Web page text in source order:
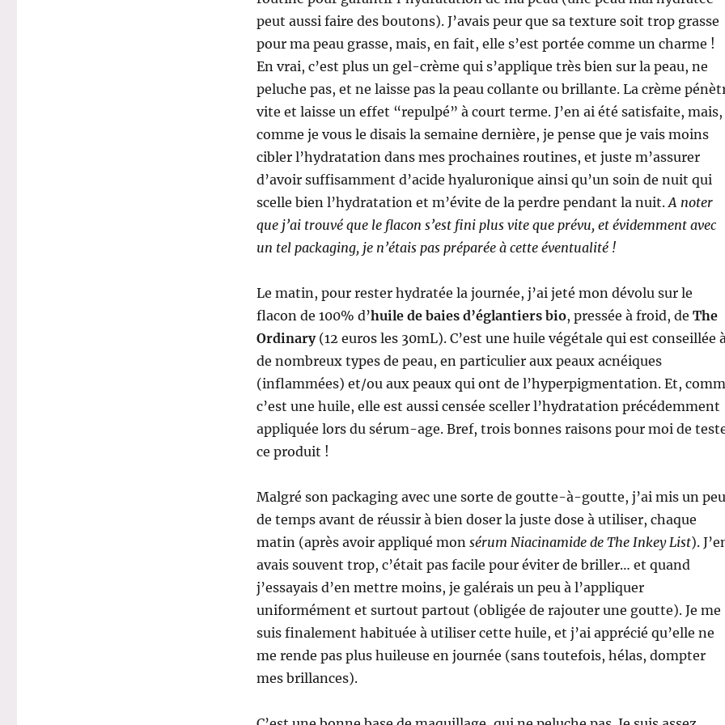
peut aussi faire des boutons). J’avais peur que sa texture soit trop grasse
pour ma peau grasse, mais, en fait, elle s’est portée comme un charme !
En vrai, c’est plus un gel-crème qui s’applique très bien sur la peau, ne
peluche pas, et ne laisse pas la peau collante ou brillante. La crème
vite et laisse un effet “repulpé” à court terme. J’en ai été satisfaite, mais,
comme je vous le disais la semaine dernière, je pense que je vais moins
cibler l’hydratation dans mes prochaines routines, et juste m’assurer
d’avoir suffisamment d’acide hyaluronique ainsi qu’un soin de nuit qui
scelle bien l’hydratation et m’évite de la perdre pendant la nuit.A noter
que j’ai trouvé que le flacon s’est fini plus vite que prévu, et évidemment avec
un tel packaging, je n’étais pas préparée à cette éventualité !
Le matin, pour rester hydratée la journée, j’ai jeté mon dévolu sur le
flacon de 100% d’huile de baies d’églantiers bio, pressée à froid, de The
Ordinary(12 euros les 30mL). C’est une huile végétale qui est conseillée
de nombreux types de peau, en particulier aux peaux acnéiques
(inflammées) et/ou aux peaux qui ont de l’hyperpigmentation. Et,
c’est une huile, elle est aussi censée sceller l’hydratation précédemment
appliquée lors du sérum-age. Bref, trois bonnes raisons pour moi de
ce produit !
Malgré son packaging avec une sorte de goutte-à-goutte, j’ai mis un peu
de temps avant de réussir à bien doser la juste dose à utiliser, chaque
matin (après avoir appliqué mon sérum Niacinamide de The Inkey List).
avais souvent trop, c’était pas facile pour éviter de briller… et quand
j’essayais d’en mettre moins, je galérais un peu à l’appliquer
uniformément et surtout partout (obligée de rajouter une goutte). Je me
suis finalement habituée à utiliser cette huile, et j’ai apprécié qu’elle ne
me rende pas plus huileuse en journée (sans toutefois, hélas, dompter
mes brillances).